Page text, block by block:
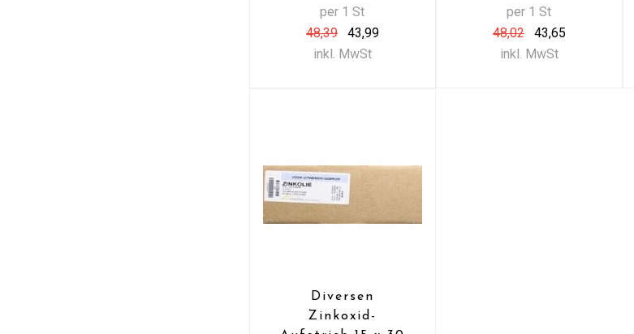
per 1 St
48,39
43,99
inkl. MwSt
per 1 St
48,02
43,65
inkl. MwSt
Diversen
Zinkoxid-